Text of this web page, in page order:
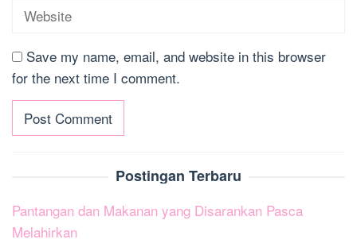
Save my name, email, and website in this browser
for the next time I comment.
Postingan Terbaru
Pantangan dan Makanan yang Disarankan Pasca
Melahirkan